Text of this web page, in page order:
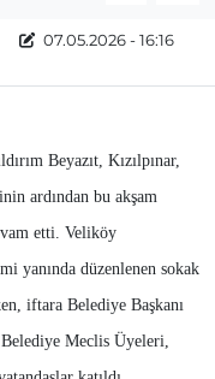
07.05.2026 - 16:16
Beyazıt, Kızılpınar,
ardından bu akşam
etti. Veliköy
yanında düzenlenen sokak
iftara Belediye Başkanı
Meclis Üyeleri,